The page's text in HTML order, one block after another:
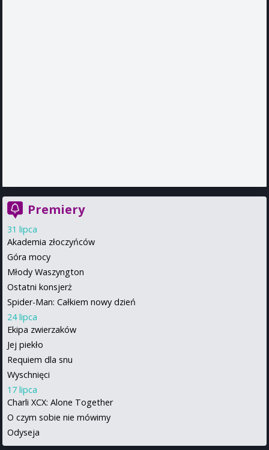
Premiery
31 lipca
Akademia złoczyńców
Góra mocy
Młody Waszyngton
Ostatni konsjerż
Spider-Man: Całkiem nowy dzień
24 lipca
Ekipa zwierzaków
Jej piekło
Requiem dla snu
Wyschnięci
17 lipca
Charli XCX: Alone Together
O czym sobie nie mówimy
Odyseja